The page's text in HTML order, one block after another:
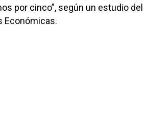
por cinco”, según un estudio del
Económicas.